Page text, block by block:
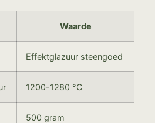
Waarde
Effektglazuur steengoed
1200-1280 °C
500 gram